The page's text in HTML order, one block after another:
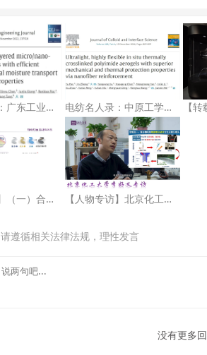
电纺名人录：广东工业大学汤亚东副教授 电纺名人录：中原工学院何建新教授
【材料体系】（一）合成高分子聚合物 【人物专访】北京化工大学李好义老师
请遵循相关法律法规，理性发言
没有更多